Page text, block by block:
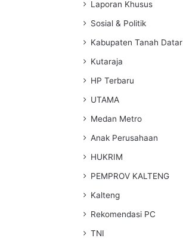
Laporan Khusus
Sosial & Politik
Kabupaten Tanah Datar
Kutaraja
HP Terbaru
UTAMA
Medan Metro
Anak Perusahaan
HUKRIM
PEMPROV KALTENG
Kalteng
Rekomendasi PC
TNI